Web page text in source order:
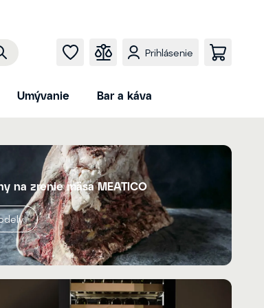
Prihlásenie
Umývanie Bar a káva
na zrenie mäsa MEATICO